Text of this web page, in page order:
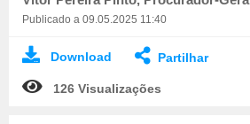
Publicado a 09.05.2025 11:40
Download Partilhar
126 Visualizações